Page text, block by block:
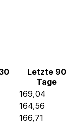
Letzte 90
Tage
169,04
164,56
166,71